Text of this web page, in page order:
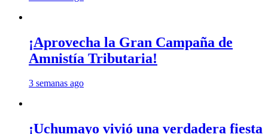
¡Aprovecha la Gran Campaña de
Amnistía Tributaria!
3 semanas ago
¡Uchumayo vivió una verdadera fiesta